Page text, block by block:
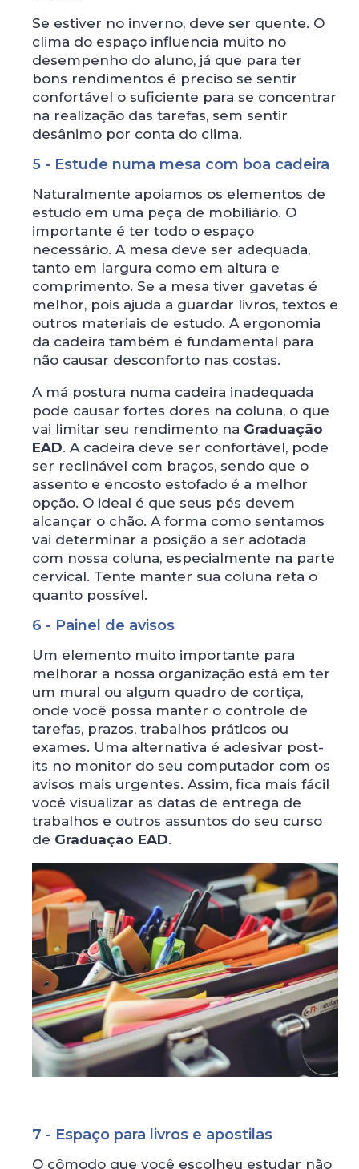
Se estiver no inverno, deve ser quente. O
clima do espaço influencia muito no
desempenho do aluno, já que para ter
bons rendimentos é preciso se sentir
confortável o suficiente para se concentrar
na realização das tarefas, sem sentir
desânimo por conta do clima.
5 - Estude numa mesa com boa cadeira
Naturalmente apoiamos os elementos de
estudo em uma peça de mobiliário. O
importante é ter todo o espaço
necessário. A mesa deve ser adequada,
tanto em largura como em altura e
comprimento. Se a mesa tiver gavetas é
melhor, pois ajuda a guardar livros, textos e
outros materiais de estudo. A ergonomia
da cadeira também é fundamental para
não causar desconforto nas costas.
A má postura numa cadeira inadequada
pode causar fortes dores na coluna, o que
vai limitar seu rendimento na Graduação
EAD. A cadeira deve ser confortável, pode
ser reclinável com braços, sendo que o
assento e encosto estofado é a melhor
opção. O ideal é que seus pés devem
alcançar o chão. A forma como sentamos
vai determinar a posição a ser adotada
com nossa coluna, especialmente na parte
cervical. Tente manter sua coluna reta o
quanto possível.
6 - Painel de avisos
Um elemento muito importante para
melhorar a nossa organização está em ter
um mural ou algum quadro de cortiça,
onde você possa manter o controle de
tarefas, prazos, trabalhos práticos ou
exames. Uma alternativa é adesivar post-
its no monitor do seu computador com os
avisos mais urgentes. Assim, fica mais fácil
você visualizar as datas de entrega de
trabalhos e outros assuntos do seu curso
de Graduação EAD.
7 - Espaço para livros e apostilas
O cômodo que você escolheu estudar não